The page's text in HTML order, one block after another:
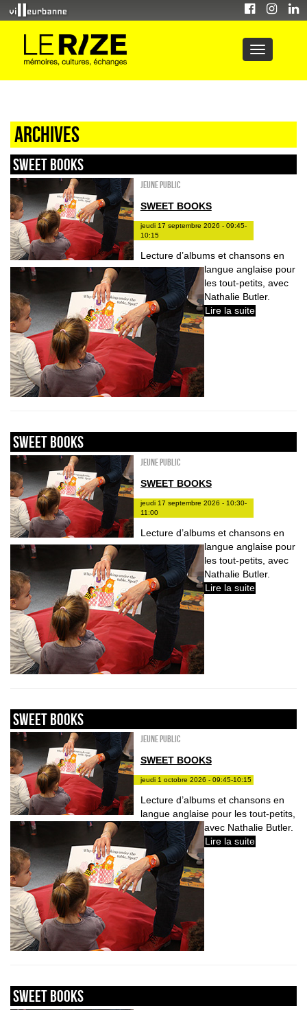
Archives
sweet books
Jeune public
SWEET BOOKS
jeudi 17 septembre 2026 - 09:45-
10:15
Lecture d’albums et chansons en
langue anglaise pour
les tout-petits, avec
Nathalie Butler.
Lire la suite
sweet books
Jeune public
SWEET BOOKS
jeudi 17 septembre 2026 - 10:30-
11:00
Lecture d’albums et chansons en
langue anglaise pour
les tout-petits, avec
Nathalie Butler.
Lire la suite
sweet books
Jeune public
SWEET BOOKS
jeudi 1 octobre 2026 - 09:45-10:15
Lecture d’albums et chansons en
langue anglaise pour les tout-petits,
avec Nathalie Butler.
Lire la suite
sweet books